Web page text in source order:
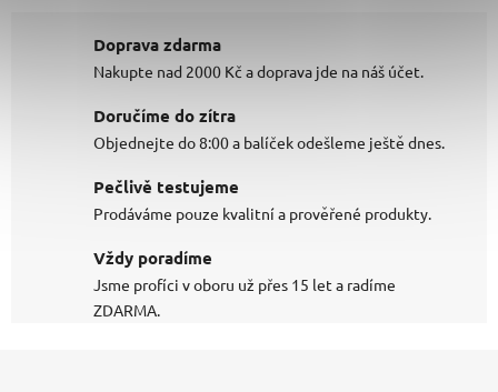
Doprava zdarma
Nakupte nad 2000 Kč a doprava jde na náš účet.
Doručíme do zítra
Objednejte do 8:00 a balíček odešleme ještě dnes.
Pečlivě testujeme
Prodáváme pouze kvalitní a prověřené produkty.
Vždy poradíme
Jsme profíci v oboru už přes 15 let a radíme
ZDARMA.